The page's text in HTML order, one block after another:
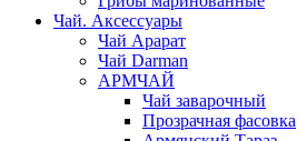
Чай. Аксессуары
Чай Арарат
Чай Darman
АРМЧАЙ
Чай заварочный
Прозрачная фасовка